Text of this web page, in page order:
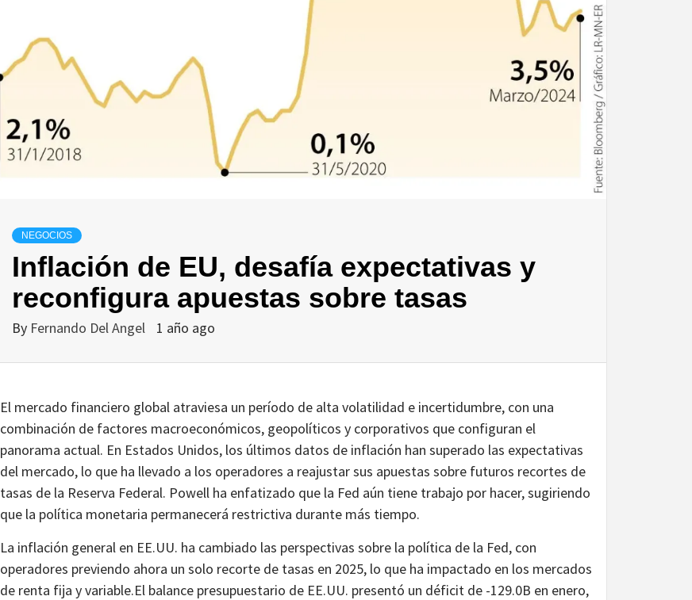
NEGOCIOS
Inflación de EU, desafía expectativas y
reconfigura apuestas sobre tasas
By Fernando Del Angel 1 año ago
El mercado financiero global atraviesa un período de alta volatilidad e incertidumbre, con una
combinación de factores macroeconómicos, geopolíticos y corporativos que configuran el
panorama actual. En Estados Unidos, los últimos datos de inflación han superado las expectativas
del mercado, lo que ha llevado a los operadores a reajustar sus apuestas sobre futuros recortes de
tasas de la Reserva Federal. Powell ha enfatizado que la Fed aún tiene trabajo por hacer, sugiriendo
que la política monetaria permanecerá restrictiva durante más tiempo.
La inflación general en EE.UU. ha cambiado las perspectivas sobre la política de la Fed, con
operadores previendo ahora un solo recorte de tasas en 2025, lo que ha impactado en los mercados
de renta fija y variable.El balance presupuestario de EE.UU. presentó un déficit de -129.0B en enero,